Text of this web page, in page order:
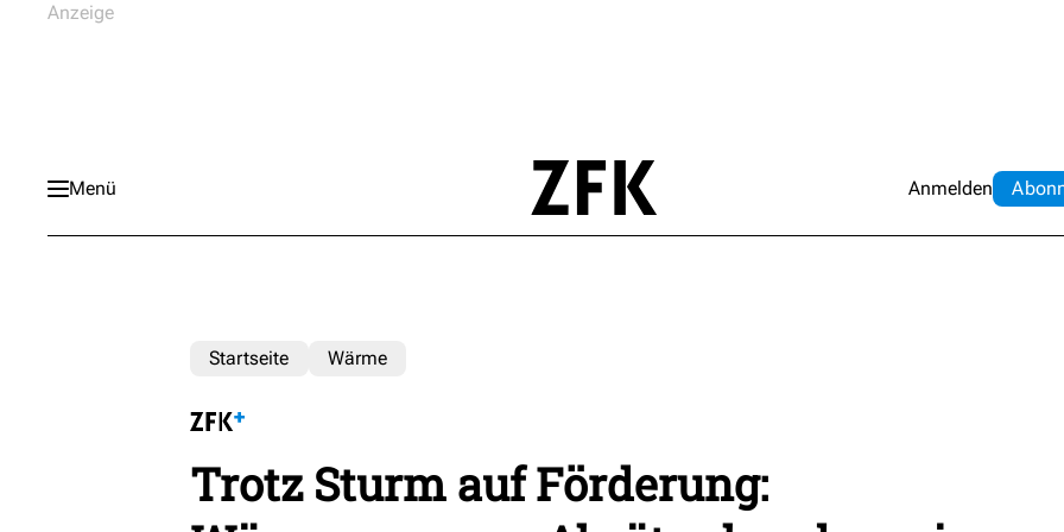
Menü Anmelden Abo
Startseite Wärme
Trotz Sturm auf Förderung: